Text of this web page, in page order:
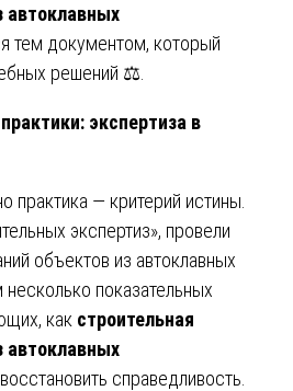
автоклавных
тем документом, который
решений ⚖️.
экспертиза в
практика — критерий истины.
экспертиз», провели
объектов из автоклавных
показательных
как строительная
автоклавных
справедливость.